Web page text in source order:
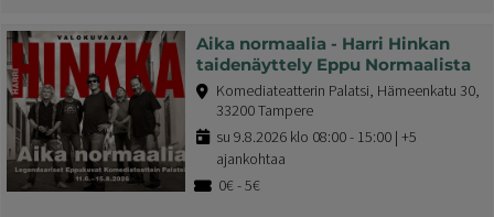
Aika normaalia - Harri Hinkan
taidenäyttely Eppu Normaalista
Komediateatterin Palatsi, Hämeenkatu 30,
33200 Tampere
su 9.8.2026 klo 08:00 - 15:00 | +5
ajankohtaa
0€ - 5€